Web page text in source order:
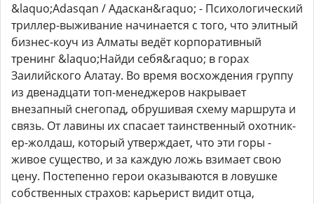
&laquo;Adasqan / Адаскан&raquo; - Психологический
триллер-выживание начинается с того, что элитный
бизнес-коуч из Алматы ведёт корпоративный
тренинг &laquo;Найди себя&raquo; в горах
Заилийского Алатау. Во время восхождения группу
из двенадцати топ-менеджеров накрывает
внезапный снегопад, обрушивая схему маршрута и
связь. От лавины их спасает таинственный охотник-
ер-жолдаш, который утверждает, что эти горы -
живое существо, и за каждую ложь взимает свою
цену. Постепенно герои оказываются в ловушке
собственных страхов: карьерист видит отца,